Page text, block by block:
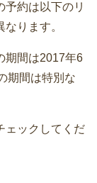
予約は以下のリ
ります。
期間は2017年6
期間は特別な
ェックしてくだ